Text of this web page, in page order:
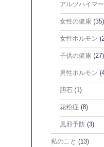
アルツハイマー
女性の健康 (35)
女性ホルモン
子供の健康 (27)
男性ホルモン
胆石 (1)
花粉症 (8)
風邪予防 (3)
私のこと (13)